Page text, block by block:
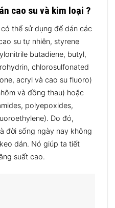
cao su và kim loại ?
có thể sử dụng để dán các
su tự nhiên, styrene
butadiene, butyl,
chlorosulfonated
acryl và cao su fluoro)
và đồng thau) hoặc
polyepoxides,
Do đó,
đời sống ngày nay không
dán. Nó giúp ta tiết
suất cao.